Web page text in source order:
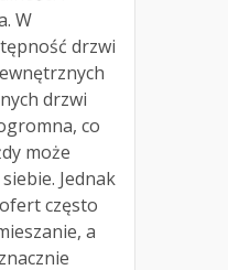
W
drzwi
drzwi
co
może
Jednak
często
a